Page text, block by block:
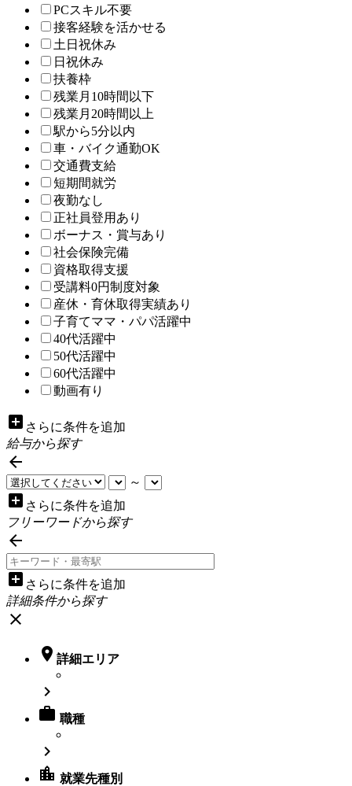
PCスキル不要
接客経験を活かせる
土日祝休み
日祝休み
扶養枠
残業月10時間以下
残業月20時間以上
駅から5分以内
車・バイク通勤OK
交通費支給
短期間就労
夜勤なし
正社員登用あり
ボーナス・賞与あり
社会保険完備
資格取得支援
受講料0円制度対象
産休・育休取得実績あり
子育てママ・パパ活躍中
40代活躍中
50代活躍中
60代活躍中
動画有り
add_box さらに条件を追加
給与から探す

～
add_box さらに条件を追加
フリーワードから探す

add_box さらに条件を追加
詳細条件から探す
close
 詳細エリア

 職種

location_city 就業先種別